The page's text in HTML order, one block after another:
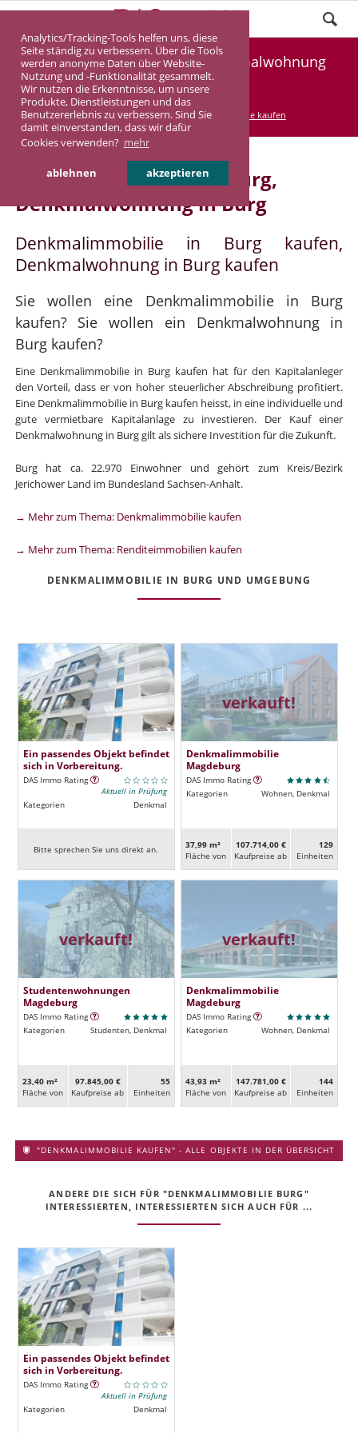
Analytics/Tracking-Tools helfen uns, diese
Seite ständig zu verbessern. Über die Tools
werden anonyme Daten über Website-
Nutzung und -Funktionalität gesammelt.
Wir nutzen die Erkenntnisse, um unsere
Produkte, Dienstleistungen und das
Benutzererlebnis zu verbessern. Sind Sie
damit einverstanden, dass wir dafür
Cookies verwenden? mehr
ablehnen akzeptieren
Denkmalimmobilie Burg, Denkmalwohnung
Burg
DASINVEST Service Denkmalimmobilie kaufen
Denkmalimmobilie in Burg,
Denkmalwohnung in Burg
Denkmalimmobilie in Burg kaufen,
Denkmalwohnung in Burg kaufen
Sie wollen eine Denkmalimmobilie in Burg
kaufen? Sie wollen ein Denkmalwohnung in
Burg kaufen?
Eine Denkmalimmobilie in Burg kaufen hat für den Kapitalanleger
den Vorteil, dass er von hoher steuerlicher Abschreibung profitiert.
Eine Denkmalimmobilie in Burg kaufen heisst, in eine individuelle und
gute vermietbare Kapitalanlage zu investieren. Der Kauf einer
Denkmalwohnung in Burg gilt als sichere Investition für die Zukunft.
Burg hat ca. 22.970 Einwohner und gehört zum Kreis/Bezirk
Jerichower Land im Bundesland Sachsen-Anhalt.
→ Mehr zum Thema: Denkmalimmobilie kaufen
→ Mehr zum Thema: Renditeimmobilien kaufen
DENKMALIMMOBILIE IN BURG UND UMGEBUNG
Ein passendes Objekt befindet
sich in Vorbereitung.
DAS Immo Rating
Aktuell in Prüfung
Kategorien
Denkmal
Bitte sprechen Sie uns direkt an.
verkauft!
Denkmalimmobilie
Magdeburg
DAS Immo Rating
Kategorien
Wohnen, Denkmal
37,99 m²
Fläche von
107.714,00 €
Kaufpreise ab
129
Ein­heiten
verkauft!
Studentenwohnungen
Magdeburg
DAS Immo Rating
Kategorien
Studenten, Denkmal
23,40 m²
Fläche von
97.845,00 €
Kaufpreise ab
55
Ein­heiten
verkauft!
Denkmalimmobilie
Magdeburg
DAS Immo Rating
Kategorien
Wohnen, Denkmal
43,93 m²
Fläche von
147.781,00 €
Kaufpreise ab
144
Ein­heiten
"DENKMALIMMOBILIE KAUFEN" - ALLE OBJEKTE IN DER ÜBERSICHT
ANDERE DIE SICH FÜR "DENKMALIMMOBILIE BURG"
INTERESSIERTEN, INTERESSIERTEN SICH AUCH FÜR ...
Ein passendes Objekt befindet
sich in Vorbereitung.
DAS Immo Rating
Aktuell in Prüfung
Kategorien
Denkmal